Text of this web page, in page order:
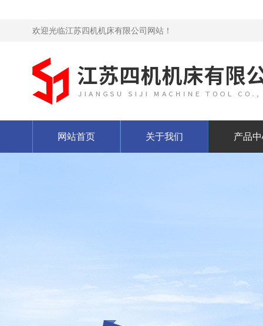
欢迎光临江苏四机机床有限公司网站！
网站首页 关于我们 产品